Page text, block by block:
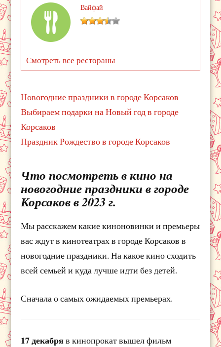
Вайфай
Смотреть все рестораны
Новогодние праздники в городе Корсаков
Выбираем подарки на Новый год в городе
Корсаков
Праздник Рождество в городе Корсаков
Что посмотреть в кино на
новогодние праздники в городе
Корсаков в 2023 г.
Мы расскажем какие киноновинки и премьеры
вас ждут в кинотеатрах в городе Корсаков в
новогодние праздники. На какое кино сходить
всей семьей и куда лучше идти без детей.
Сначала о самых ожидаемых премьерах.
17 декабряв кинопрокат вышел фильм